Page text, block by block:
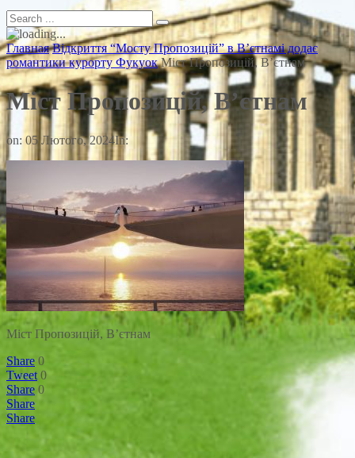
Главная Відкриття “Мосту Пропозицій” в В’єтнамі додає
романтики курорту Фукуок Міст Пропозицій, Вʼєтнам
Міст Пропозицій, Вʼєтнам
on:05 Лютого, 2024In:
Міст Пропозицій, Вʼєтнам
Share 0
Tweet 0
Share 0
Share
Share